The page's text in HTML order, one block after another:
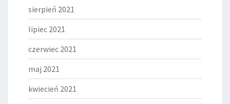
sierpień 2021
lipiec 2021
czerwiec 2021
maj 2021
kwiecień 2021